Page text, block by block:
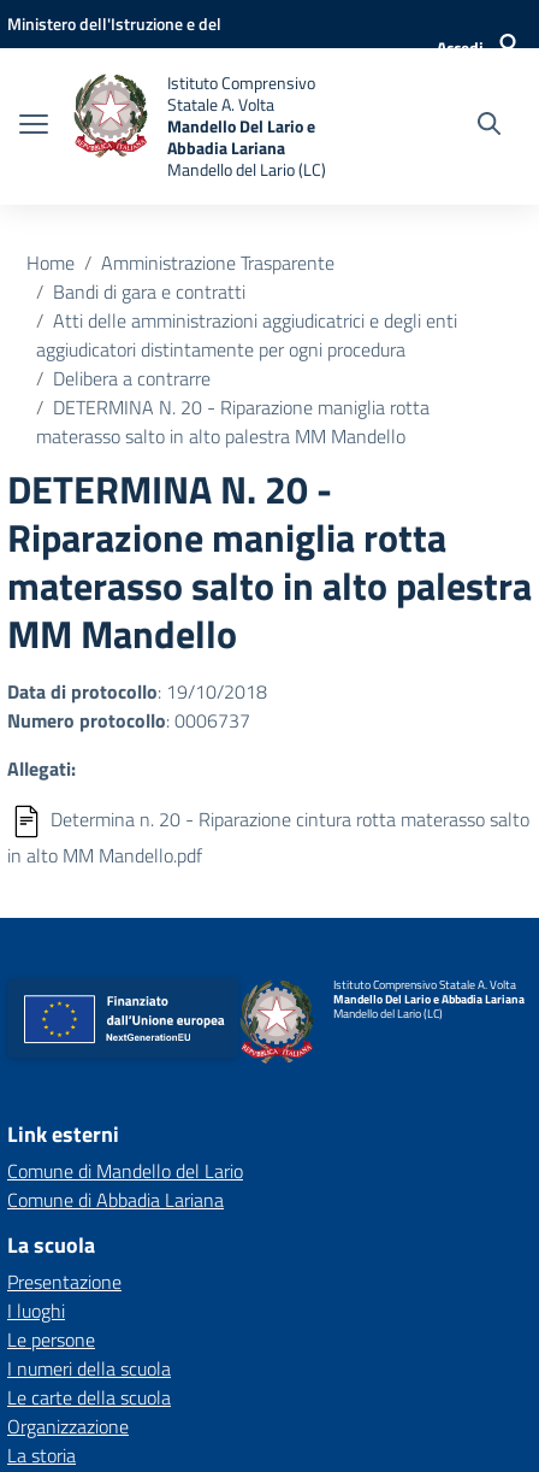
Vai ai contenuti
Vai al menu di navigazione
Vai al footer
Ministero dell'Istruzione e del
Accedi
Istituto Comprensivo
Statale A. Volta
Mandello Del Lario e
Abbadia Lariana
Mandello del Lario (LC)
Home
Amministrazione Trasparente
Bandi di gara e contratti
Atti delle amministrazioni aggiudicatrici e degli enti
aggiudicatori distintamente per ogni procedura
Delibera a contrarre
DETERMINA N. 20 - Riparazione maniglia rotta
materasso salto in alto palestra MM Mandello
DETERMINA N. 20 -
Riparazione maniglia rotta
materasso salto in alto palestra
MM Mandello
Data di protocollo: 19/10/2018
Numero protocollo: 0006737
Allegati:
Determina n. 20 - Riparazione cintura rotta materasso salto
in alto MM Mandello.pdf
Istituto Comprensivo Statale A. Volta
Mandello Del Lario e Abbadia Lariana
Mandello del Lario (LC)
Link esterni
Comune di Mandello del Lario
Comune di Abbadia Lariana
La scuola
Presentazione
I luoghi
Le persone
I numeri della scuola
Le carte della scuola
Organizzazione
La storia